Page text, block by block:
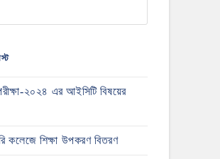
২০২৪ এর আইসিটি বিষয়ের
কলেজে শিক্ষা উপকরণ বিতরণ